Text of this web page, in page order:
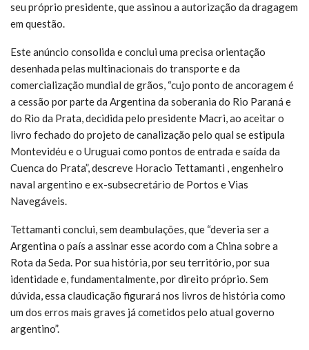
seu próprio presidente, que assinou a autorização da dragagem
em questão.
Este anúncio consolida e conclui uma precisa orientação
desenhada pelas multinacionais do transporte e da
comercialização mundial de grãos, “cujo ponto de ancoragem é
a cessão por parte da Argentina da soberania do Rio Paraná e
do Rio da Prata, decidida pelo presidente Macri, ao aceitar o
livro fechado do projeto de canalização pelo qual se estipula
Montevidéu e o Uruguai como pontos de entrada e saída da
Cuenca do Prata”, descreve Horacio Tettamanti , engenheiro
naval argentino e ex-subsecretário de Portos e Vias
Navegáveis.
Tettamanti conclui, sem deambulações, que “deveria ser a
Argentina o país a assinar esse acordo com a China sobre a
Rota da Seda. Por sua história, por seu território, por sua
identidade e, fundamentalmente, por direito próprio. Sem
dúvida, essa claudicação figurará nos livros de história como
um dos erros mais graves já cometidos pelo atual governo
argentino”.